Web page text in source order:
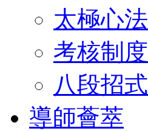
太極心法
考核制度
八段招式
導師薈萃